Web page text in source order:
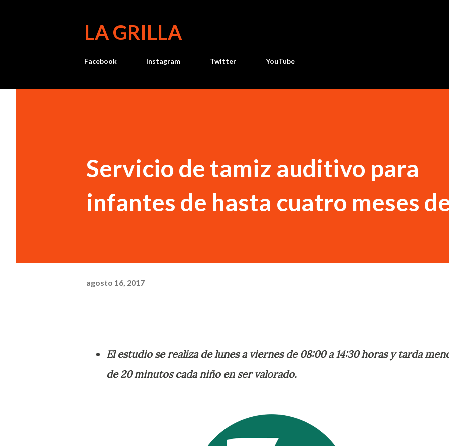
LA GRILLA
Facebook Instagram Twitter YouTube
Servicio de tamiz auditivo para
infantes de hasta cuatro meses
agosto 16, 2017
El estudio se realiza de lunes a viernes de 08:00 a 14:30 horas y tarda
de 20 minutos cada niño en ser valorado.